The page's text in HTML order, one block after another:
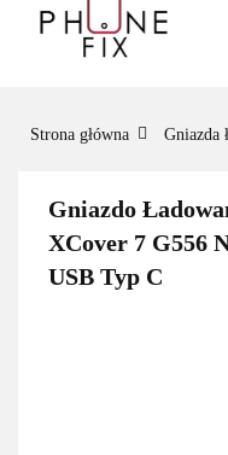
Strona główna Gniazda
Gniazdo
XCover 7 G556
USB Typ C